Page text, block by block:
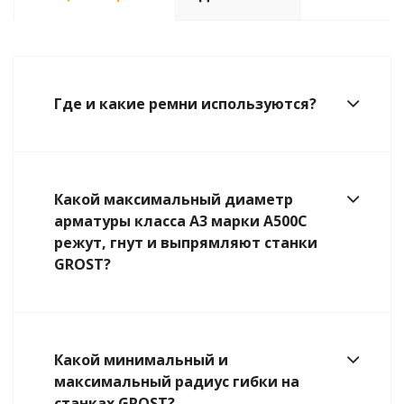
Где и какие ремни используются?
Какой максимальный диаметр
арматуры класса А3 марки А500С
режут, гнут и выпрямляют станки
GROST?
Какой минимальный и
максимальный радиус гибки на